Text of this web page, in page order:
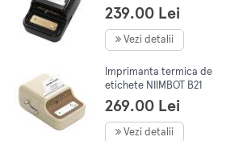
portabila pentru
imbracaminte, adresa,
afaceri, Negru
239.00 Lei
Vezi detalii
Imprimanta termica de
etichete NIIMBOT B21
portabila pentru
imbracaminte, adresa,
afaceri, iOS, Crem
269.00 Lei
Vezi detalii